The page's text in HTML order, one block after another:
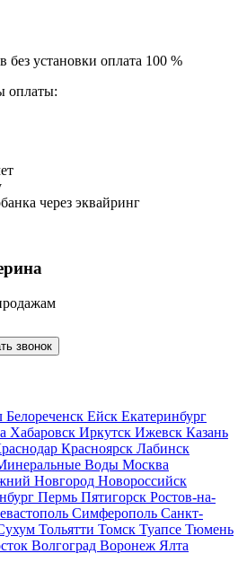
установки оплата 100 %
оплаты:
через эквайринг
звонок
Белореченск Ейск Екатеринбург
Хабаровск Иркутск Ижевск Казань
Красноярск Лабинск
Воды Москва
Новгород Новороссийск
Пермь Пятигорск Ростов-на-
Симферополь Санкт-
Тольятти Томск Туапсе Тюмень
Волгоград Воронеж Ялта